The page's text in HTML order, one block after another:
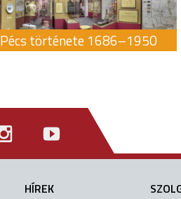
Pécs története 1686–1950
HÍREK